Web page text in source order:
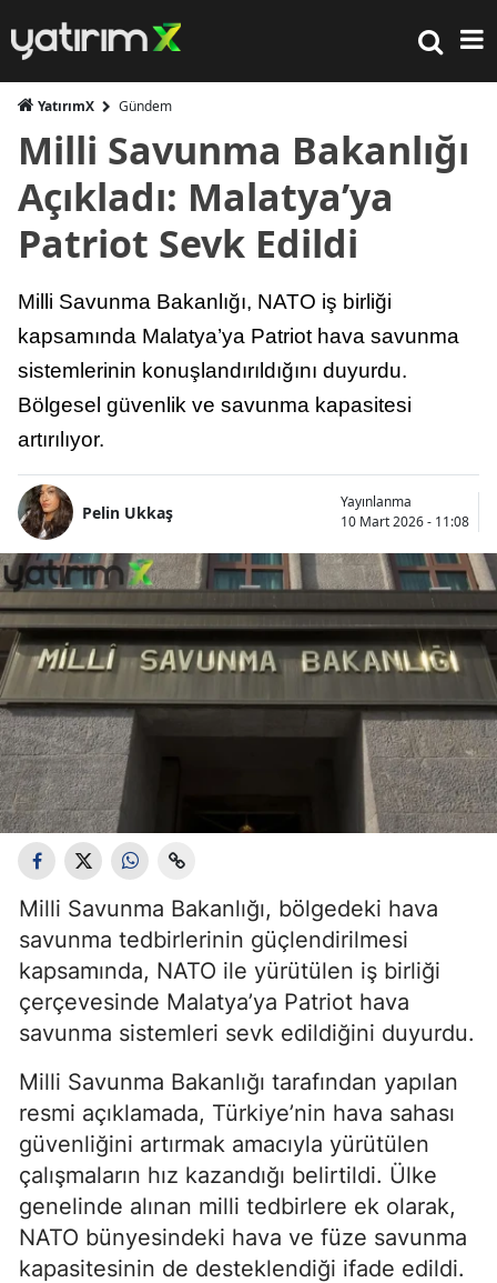
YatırımX Gündem
Milli Savunma Bakanlığı
Açıkladı: Malatya’ya
Patriot Sevk Edildi
Milli Savunma Bakanlığı, NATO iş birliği
kapsamında Malatya’ya Patriot hava savunma
sistemlerinin konuşlandırıldığını duyurdu.
Bölgesel güvenlik ve savunma kapasitesi
artırılıyor.
Pelin Ukkaş
Yayınlanma
10 Mart 2026 - 11:08
Milli Savunma Bakanlığı, bölgedeki hava
savunma tedbirlerinin güçlendirilmesi
kapsamında, NATO ile yürütülen iş birliği
çerçevesinde Malatya’ya Patriot hava
savunma sistemleri sevk edildiğini duyurdu.
Milli Savunma Bakanlığı tarafından yapılan
resmi açıklamada, Türkiye’nin hava sahası
güvenliğini artırmak amacıyla yürütülen
çalışmaların hız kazandığı belirtildi. Ülke
genelinde alınan milli tedbirlere ek olarak,
NATO bünyesindeki hava ve füze savunma
kapasitesinin de desteklendiği ifade edildi.